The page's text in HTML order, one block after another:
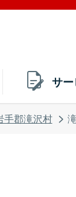
サ
手郡滝沢村